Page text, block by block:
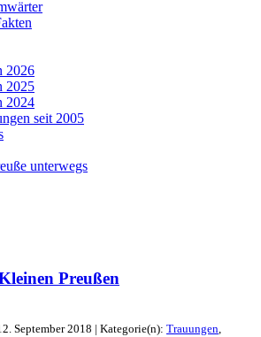
2026
2025
2024
seit 2005
unterwegs
Preußen
September 2018 | Kategorie(n): Trauungen,